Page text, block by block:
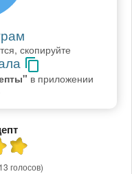
скопируйте
в приложении
голосов)